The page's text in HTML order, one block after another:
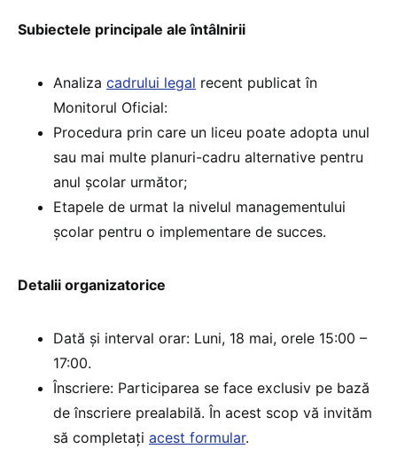
Subiectele principale ale întâlnirii
Analiza cadrului legal recent publicat în
Monitorul Oficial:
Procedura prin care un liceu poate adopta unul
sau mai multe planuri-cadru alternative pentru
anul școlar următor;
Etapele de urmat la nivelul managementului
școlar pentru o implementare de succes.
Detalii organizatorice
Dată și interval orar: Luni, 18 mai, orele 15:00 –
17:00.
Înscriere: Participarea se face exclusiv pe bază
de înscriere prealabilă. În acest scop vă invităm
să completați acest formular.